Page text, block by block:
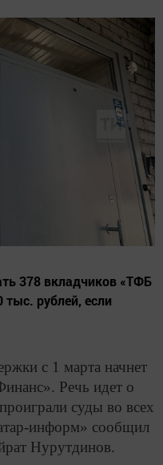
378 вкладчиков «ТФБ
рублей, если
с 1 марта начнет
Речь идет о
суды во всех
информ» сообщил
Нурутдинов.